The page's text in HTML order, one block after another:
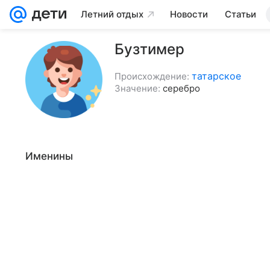
Летний отдых Новости Статьи
Бузтимер
Происхождение: татарское
Значение: серебро
Именины